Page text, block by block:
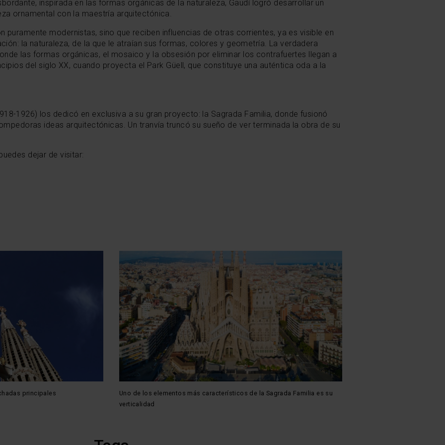
inspirada en las formas orgánicas de la naturaleza, Gaudí logró desarrollar un
ornamental con la maestría arquitectónica.
puramente modernistas, sino que reciben influencias de otras corrientes, ya es visible en
la naturaleza, de la que le atraían sus formas, colores y geometría. La verdadera
las formas orgánicas, el mosaico y la obsesión por eliminar los contrafuertes llegan a
del siglo XX, cuando proyecta el Park Güell, que constituye una auténtica oda a la
1926) los dedicó en exclusiva a su gran proyecto: la Sagrada Familia, donde fusionó
ideas arquitectónicas. Un tranvía truncó su sueño de ver terminada la obra de su
dejar de visitar:
principales
Uno de los elementos más característicos de la Sagrada Familia es su
verticalidad